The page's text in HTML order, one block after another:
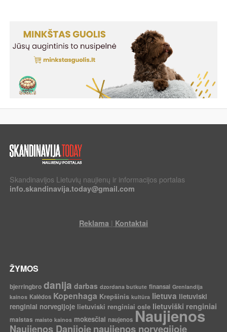
Skandinavijos Lietuvių naujienų ir informacijos portalas
info.skandinavija.today@gmail.com
Reklama| Kontaktai
ŽYMOS
bjerringbro danija darbas dzordana butkute finansai Grenlandija
kainos Kalėdos Kopenhaga Krepšinis kultūra lietuva lietuviski
renginiai norvegijoje lietuviski renginiai osle lietuviški renginiai
maistas maisto kainos mokesčiai naujenos Naujienos
Naujienos Danijojenaujienos norvegijoje